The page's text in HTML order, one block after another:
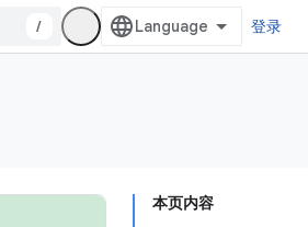
/ 登录
本页内容